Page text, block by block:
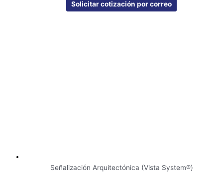
Solicitar cotización por correo
Señalización Arquitectónica (Vista System®)